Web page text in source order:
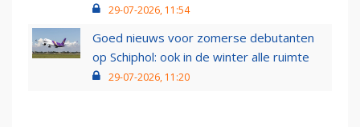
29-07-2026, 11:54
Goed nieuws voor zomerse debutanten
op Schiphol: ook in de winter alle ruimte
29-07-2026, 11:20